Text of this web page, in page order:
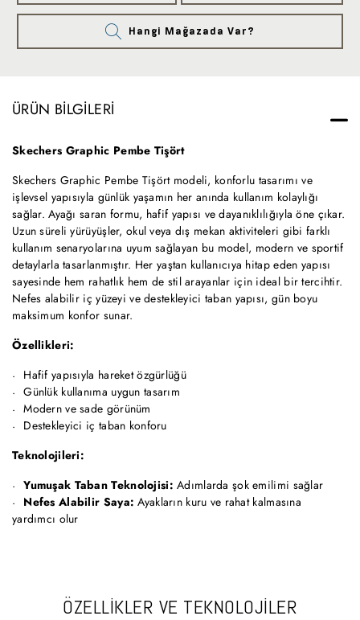
Hangi Mağazada Var?
ÜRÜN BILGILERI
Skechers Graphic Pembe Tişört
Skechers Graphic Pembe Tişört modeli, konforlu tasarımı ve
işlevsel yapısıyla günlük yaşamın her anında kullanım kolaylığı
sağlar. Ayağı saran formu, hafif yapısı ve dayanıklılığıyla öne çıkar.
Uzun süreli yürüyüşler, okul veya dış mekan aktiviteleri gibi farklı
kullanım senaryolarına uyum sağlayan bu model, modern ve sportif
detaylarla tasarlanmıştır. Her yaştan kullanıcıya hitap eden yapısı
sayesinde hem rahatlık hem de stil arayanlar için ideal bir tercihtir.
Nefes alabilir iç yüzeyi ve destekleyici taban yapısı, gün boyu
maksimum konfor sunar.
Özellikleri:
Hafif yapısıyla hareket özgürlüğü
Günlük kullanıma uygun tasarım
Modern ve sade görünüm
Destekleyici iç taban konforu
Teknolojileri:
Yumuşak Taban Teknolojisi: Adımlarda şok emilimi sağlar
Nefes Alabilir Saya: Ayakların kuru ve rahat kalmasına
yardımcı olur
ÖZELLİKLER VE TEKNOLOJİLER